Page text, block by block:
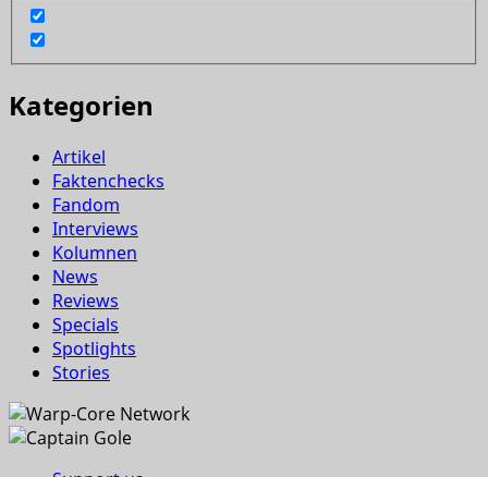
Kategorien
Artikel
Faktenchecks
Fandom
Interviews
Kolumnen
News
Reviews
Specials
Spotlights
Stories